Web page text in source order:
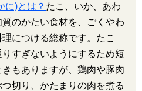
に)とは？ たこ、いか、あわ
のかたい食材を、ごくやわ
につける総称です。たこ
すぎないようにするため短
もありますが、鶏肉や豚肉
切り、かたまりの肉を煮る